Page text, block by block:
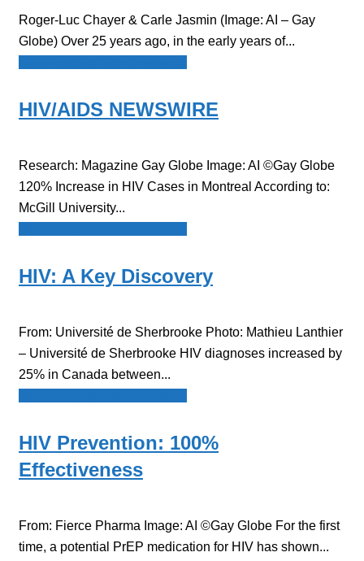
Roger-Luc Chayer & Carle Jasmin (Image: AI – Gay
Globe) Over 25 years ago, in the early years of...
HIV/AIDS NEWSWIRE
Research: Magazine Gay Globe Image: AI ©Gay Globe
120% Increase in HIV Cases in Montreal According to:
McGill University...
HIV: A Key Discovery
From: Université de Sherbrooke Photo: Mathieu Lanthier
– Université de Sherbrooke HIV diagnoses increased by
25% in Canada between...
HIV Prevention: 100%
Effectiveness
From: Fierce Pharma Image: AI ©Gay Globe For the first
time, a potential PrEP medication for HIV has shown...